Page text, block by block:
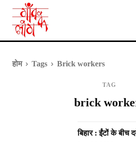
होम Tags Brick workers
TAG
brick
बिहार : ईंटों के बीच